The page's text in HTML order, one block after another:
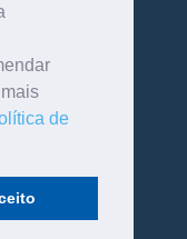
de